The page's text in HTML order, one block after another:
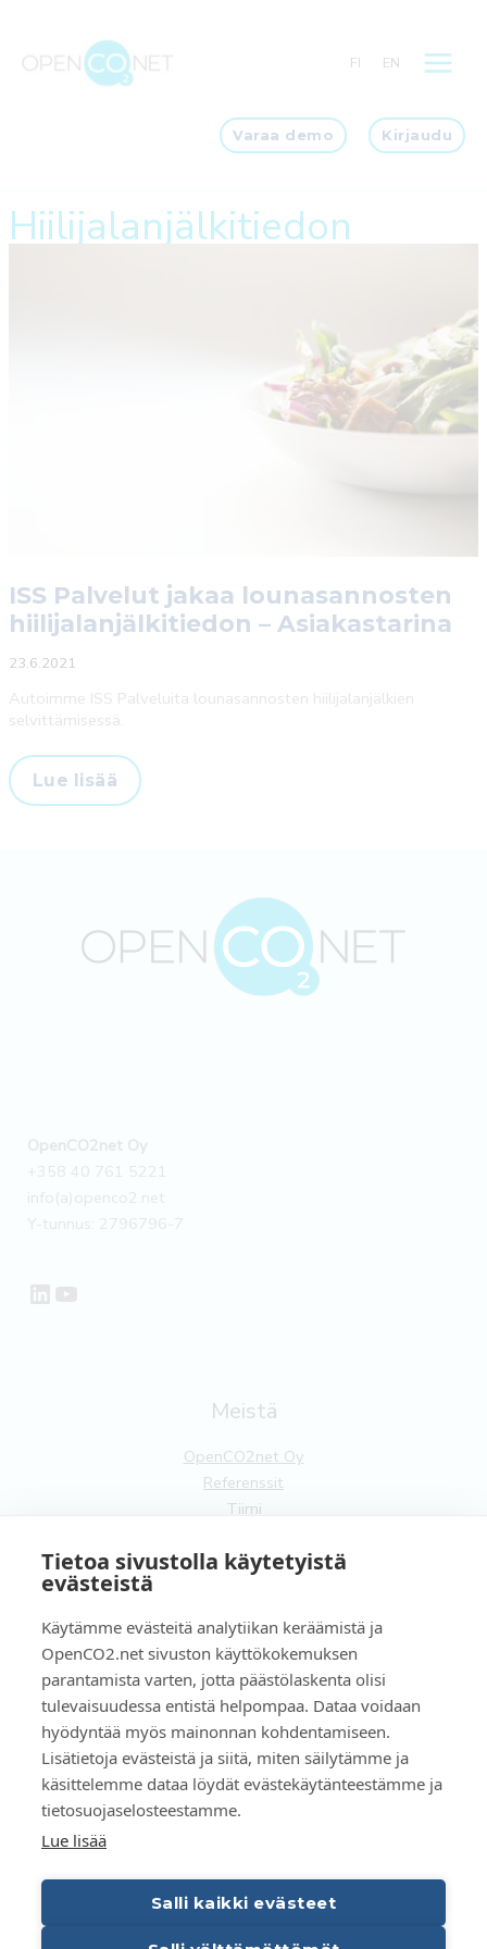
Tietoa sivustolla käytetyistä
evästeistä
Käytämme evästeitä analytiikan keräämistä ja
OpenCO2.net sivuston käyttökokemuksen
parantamista varten, jotta päästölaskenta olisi
tulevaisuudessa entistä helpompaa. Dataa voidaan
hyödyntää myös mainonnan kohdentamiseen.
Lisätietoja evästeistä ja siitä, miten säilytämme ja
käsittelemme dataa löydät evästekäytänteestämme ja
tietosuojaselosteestamme.
Lue lisää
Salli kaikki evästeet
sisältöön
FI EN
Varaa demo Kirjaudu
Hiilijalanjälkitiedon
ISS Palvelut jakaa lounasannosten
hiilijalanjälkitiedon – Asiakastarina
23.6.2021
Autoimme ISS Palveluita lounasannosten hiilijalanjälkien
selvittämisessä.
ISS
Palvelut
Asiakastarina
Lue lisää
OpenCO2net Oy
+358 40 761 5221
info(a)openco2.net
Y-tunnus: 2796796-7
LinkedIn
YouTube
Meistä
OpenCO2net Oy
Referenssit
Tiimi
Ota yhteyttä
Tilaa uutiskirje
Käyttöehdot
Tietosuojaseloste
Evästeet
FI
EN